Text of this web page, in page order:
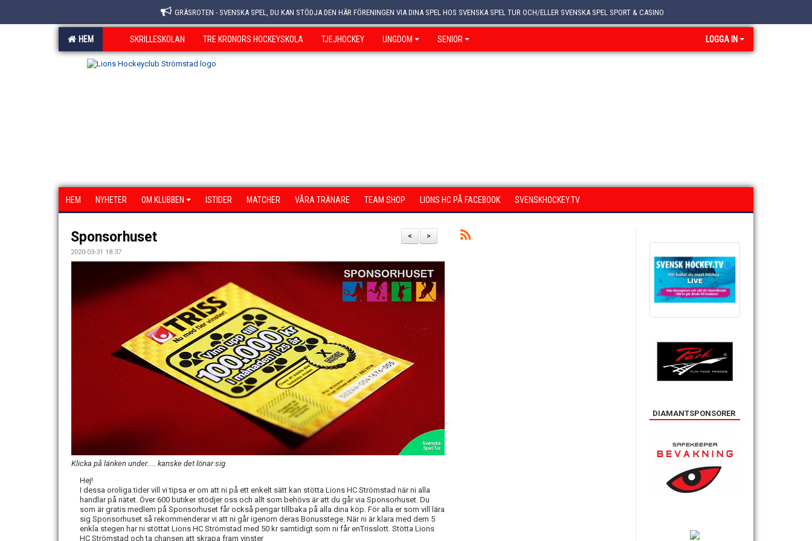
GRÄSROTEN - SVENSKA SPEL, DU KAN STÖDJA DEN HÄR FÖRENINGEN VIA DINA SPEL HOS SVENSKA SPEL TUR OCH/ELLER SVENSKA SPEL SPORT & CASINO
HEM SKRILLESKOLAN TRE KRONORS HOCKEYSKOLA TJEJHOCKEY UNGDOM SENIOR LOGGA IN
HEM NYHETER OM KLUBBEN ISTIDER MATCHER VÅRA TRÄNARE TEAM SHOP LIONS HC PÅ FACEBOOK SVENSKHOCKEY.TV
>
<
Sponsorhuset
2020-03-31 18:37
Klicka på länken under..... kanske det lönar sig.
Hej!
I dessa oroliga tider vill vi tipsa er om att ni på ett enkelt sätt kan stötta Lions HC Strömstad när ni alla
handlar på nätet. Över 600 butiker stödjer oss och allt som behövs är att du går via Sponsorhuset. Du
som är gratis medlem på Sponsorhuset får också pengar tillbaka på alla dina köp. För alla er som vill lära
sig Sponsorhuset så rekommenderar vi att ni går igenom deras Bonusstege. När ni är klara med dem 5
enkla stegen har ni stöttat Lions HC Strömstad med 50 kr samtidigt som ni får enTrisslott. Stötta Lions
HC Strömstad och ta chansen att skrapa fram vinster
DIAMANTSPONSORER